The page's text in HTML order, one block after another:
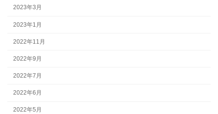
2023年3月
2023年1月
2022年11月
2022年9月
2022年7月
2022年6月
2022年5月